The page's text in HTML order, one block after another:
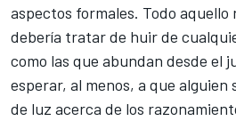
aspectos formales. Todo aquello
debería tratar de huir de
como las que abundan desde el
esperar, al menos, a que alguien
de luz acerca de los